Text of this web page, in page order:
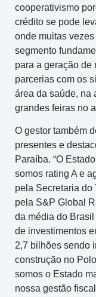
cooperativismo
crédito se pode
onde muitas
segmento
para a geração de
parcerias com os
área da saúde, na
grandes feiras no
O gestor também
presentes e
Paraíba. “O
somos rating A e
pela Secretaria do
pela S&P Global
da média do
de investimentos
2,7 bilhões sendo
construção no
somos o Estado
nossa gestão